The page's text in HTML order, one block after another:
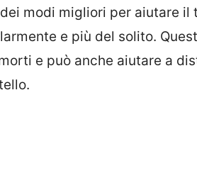
modi migliori per aiutare
e più del solito.
e può anche aiutare a